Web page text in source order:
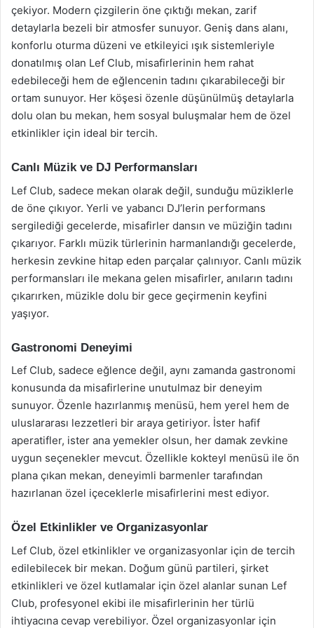
çekiyor. Modern çizgilerin öne çıktığı mekan, zarif
detaylarla bezeli bir atmosfer sunuyor. Geniş dans alanı,
konforlu oturma düzeni ve etkileyici ışık sistemleriyle
donatılmış olan Lef Club, misafirlerinin hem rahat
edebileceği hem de eğlencenin tadını çıkarabileceği bir
ortam sunuyor. Her köşesi özenle düşünülmüş detaylarla
dolu olan bu mekan, hem sosyal buluşmalar hem de özel
etkinlikler için ideal bir tercih.
Canlı Müzik ve DJ Performansları
Lef Club, sadece mekan olarak değil, sunduğu müziklerle
de öne çıkıyor. Yerli ve yabancı DJ’lerin performans
sergilediği gecelerde, misafirler dansın ve müziğin tadını
çıkarıyor. Farklı müzik türlerinin harmanlandığı gecelerde,
herkesin zevkine hitap eden parçalar çalınıyor. Canlı müzik
performansları ile mekana gelen misafirler, anıların tadını
çıkarırken, müzikle dolu bir gece geçirmenin keyfini
yaşıyor.
Gastronomi Deneyimi
Lef Club, sadece eğlence değil, aynı zamanda gastronomi
konusunda da misafirlerine unutulmaz bir deneyim
sunuyor. Özenle hazırlanmış menüsü, hem yerel hem de
uluslararası lezzetleri bir araya getiriyor. İster hafif
aperatifler, ister ana yemekler olsun, her damak zevkine
uygun seçenekler mevcut. Özellikle kokteyl menüsü ile ön
plana çıkan mekan, deneyimli barmenler tarafından
hazırlanan özel içeceklerle misafirlerini mest ediyor.
Özel Etkinlikler ve Organizasyonlar
Lef Club, özel etkinlikler ve organizasyonlar için de tercih
edilebilecek bir mekan. Doğum günü partileri, şirket
etkinlikleri ve özel kutlamalar için özel alanlar sunan Lef
Club, profesyonel ekibi ile misafirlerinin her türlü
ihtiyacına cevap verebiliyor. Özel organizasyonlar için